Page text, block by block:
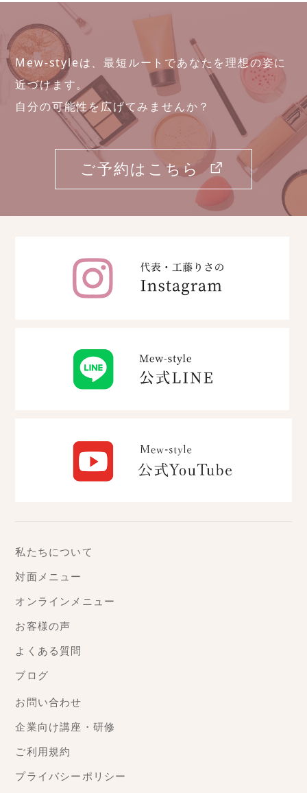
Mew-styleは、最短ルートであなたを理想の姿に
近づけます。
自分の可能性を広げてみませんか？
ご予約はこちら
私たちについて
対面メニュー
オンラインメニュー
お客様の声
よくある質問
ブログ
お問い合わせ
企業向け講座・研修
ご利用規約
プライバシーポリシー